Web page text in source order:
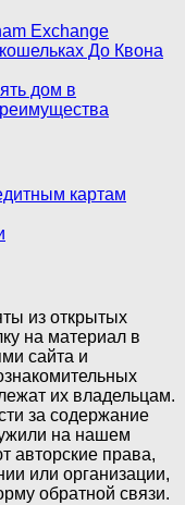
Exchange
До Квона
дом в
картам
из открытых
на материал в
сайта и
их владельцам.
за содержание
на нашем
авторские права,
или организации,
обратной связи.